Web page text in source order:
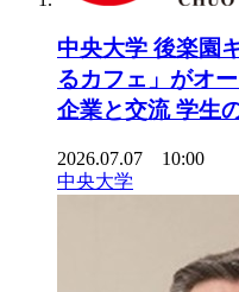
中央大学 後楽園
るカフェ」がオ
企業と交流 学生
2026.07.07 10:00
中央大学